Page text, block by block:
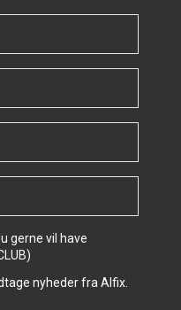
gerne vil have
nyheder fra Alfix.